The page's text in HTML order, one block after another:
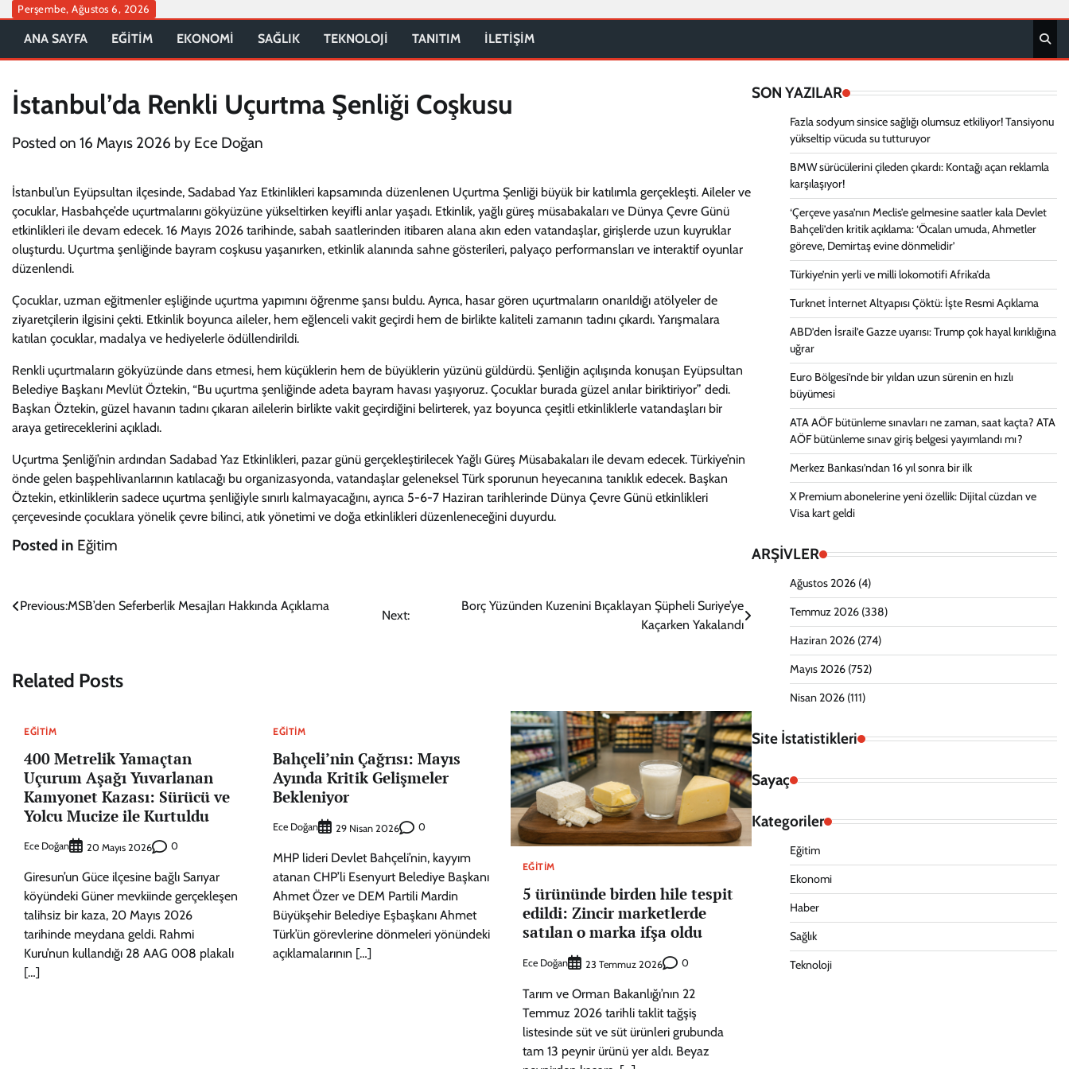
Skip
content
Perşembe, Ağustos 6, 2026
ANA SAYFA EĞİTİM EKONOMİ SAĞLIK TEKNOLOJİ TANITIM İLETİŞİM
İstanbul’da Renkli Uçurtma Şenliği Coşkusu
Posted on 16 Mayıs 2026 by Ece Doğan
İstanbul’un Eyüpsultan ilçesinde, Sadabad Yaz Etkinlikleri kapsamında düzenlenen Uçurtma Şenliği büyük bir katılımla gerçekleşti. Aileler ve
çocuklar, Hasbahçe’de uçurtmalarını gökyüzüne yükseltirken keyifli anlar yaşadı. Etkinlik, yağlı güreş müsabakaları ve Dünya Çevre Günü
etkinlikleri ile devam edecek. 16 Mayıs 2026 tarihinde, sabah saatlerinden itibaren alana akın eden vatandaşlar, girişlerde uzun kuyruklar
oluşturdu. Uçurtma şenliğinde bayram coşkusu yaşanırken, etkinlik alanında sahne gösterileri, palyaço performansları ve interaktif oyunlar
düzenlendi.
Çocuklar, uzman eğitmenler eşliğinde uçurtma yapımını öğrenme şansı buldu. Ayrıca, hasar gören uçurtmaların onarıldığı atölyeler de
ziyaretçilerin ilgisini çekti. Etkinlik boyunca aileler, hem eğlenceli vakit geçirdi hem de birlikte kaliteli zamanın tadını çıkardı. Yarışmalara
katılan çocuklar, madalya ve hediyelerle ödüllendirildi.
Renkli uçurtmaların gökyüzünde dans etmesi, hem küçüklerin hem de büyüklerin yüzünü güldürdü. Şenliğin açılışında konuşan Eyüpsultan
Belediye Başkanı Mevlüt Öztekin, “Bu uçurtma şenliğinde adeta bayram havası yaşıyoruz. Çocuklar burada güzel anılar biriktiriyor” dedi.
Başkan Öztekin, güzel havanın tadını çıkaran ailelerin birlikte vakit geçirdiğini belirterek, yaz boyunca çeşitli etkinliklerle vatandaşları bir
araya getireceklerini açıkladı.
Uçurtma Şenliği’nin ardından Sadabad Yaz Etkinlikleri, pazar günü gerçekleştirilecek Yağlı Güreş Müsabakaları ile devam edecek. Türkiye’nin
önde gelen başpehlivanlarının katılacağı bu organizasyonda, vatandaşlar geleneksel Türk sporunun heyecanına tanıklık edecek. Başkan
Öztekin, etkinliklerin sadece uçurtma şenliğiyle sınırlı kalmayacağını, ayrıca 5-6-7 Haziran tarihlerinde Dünya Çevre Günü etkinlikleri
çerçevesinde çocuklara yönelik çevre bilinci, atık yönetimi ve doğa etkinlikleri düzenleneceğini duyurdu.
Posted in Eğitim
Yazı
Previous:MSB’den Seferberlik Mesajları Hakkında Açıklama
Next:
Borç Yüzünden Kuzenini Bıçaklayan Şüpheli Suriye’ye
Kaçarken Yakalandı
Related Posts
EĞITIM
400 Metrelik Yamaçtan
Uçurum Aşağı Yuvarlanan
Kamyonet Kazası: Sürücü ve
Yolcu Mucize ile Kurtuldu
Ece Doğan 20 Mayıs 2026 0
Giresun’un Güce ilçesine bağlı Sarıyar
köyündeki Güner mevkiinde gerçekleşen
talihsiz bir kaza, 20 Mayıs 2026
tarihinde meydana geldi. Rahmi
Kuru’nun kullandığı 28 AAG 008 plakalı
[…]
EĞITIM
Bahçeli’nin Çağrısı: Mayıs
Ayında Kritik Gelişmeler
Bekleniyor
Ece Doğan 29 Nisan 2026 0
MHP lideri Devlet Bahçeli’nin, kayyım
atanan CHP’li Esenyurt Belediye Başkanı
Ahmet Özer ve DEM Partili Mardin
Büyükşehir Belediye Eşbaşkanı Ahmet
Türk’ün görevlerine dönmeleri yönündeki
açıklamalarının […]
EĞITIM
5 ürününde birden hile tespit
edildi: Zincir marketlerde
satılan o marka ifşa oldu
Ece Doğan 23 Temmuz 2026 0
Tarım ve Orman Bakanlığı’nın 22
Temmuz 2026 tarihli taklit tağşiş
listesinde süt ve süt ürünleri grubunda
tam 13 peynir ürünü yer aldı. Beyaz
SON YAZILAR
Fazla sodyum sinsice sağlığı olumsuz etkiliyor! Tansiyonu
yükseltip vücuda su tutturuyor
BMW sürücülerini çileden çıkardı: Kontağı açan reklamla
karşılaşıyor!
‘Çerçeve yasa’nın Meclis’e gelmesine saatler kala Devlet
Bahçeli’den kritik açıklama: ‘Öcalan umuda, Ahmetler
göreve, Demirtaş evine dönmelidir’
Türkiye’nin yerli ve milli lokomotifi Afrika’da
Turknet İnternet Altyapısı Çöktü: İşte Resmi Açıklama
ABD’den İsrail’e Gazze uyarısı: Trump çok hayal kırıklığına
uğrar
Euro Bölgesi’nde bir yıldan uzun sürenin en hızlı
büyümesi
ATA AÖF bütünleme sınavları ne zaman, saat kaçta? ATA
AÖF bütünleme sınav giriş belgesi yayımlandı mı?
Merkez Bankası’ndan 16 yıl sonra bir ilk
X Premium abonelerine yeni özellik: Dijital cüzdan ve
Visa kart geldi
ARŞİVLER
Ağustos 2026(4)
Temmuz 2026(338)
Haziran 2026(274)
Mayıs 2026(752)
Nisan 2026(111)
Site İstatistikleri
Sayaç
Kategoriler
Eğitim
Ekonomi
Haber
Sağlık
Teknoloji